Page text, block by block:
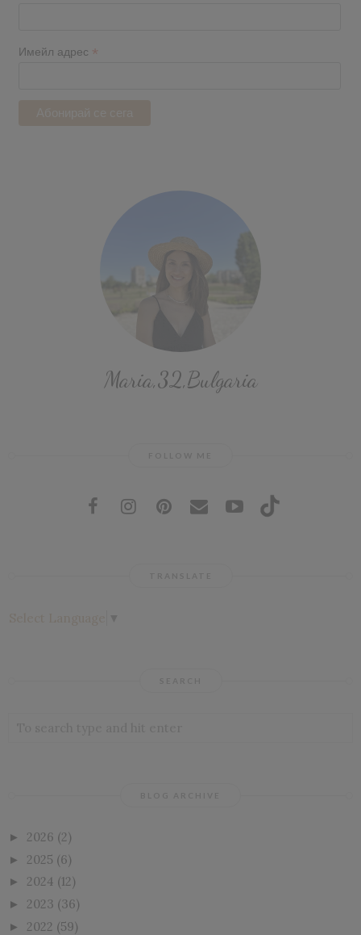
Имейл адрес *
Maria,32,Bulgaria
► 2026 (2)
► 2025 (6)
► 2024 (12)
► 2023 (36)
► 2022 (59)